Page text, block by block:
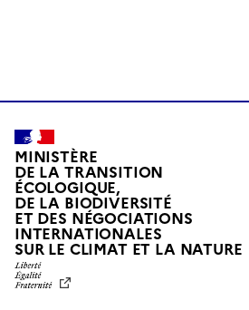
MINISTÈRE
DE LA TRANSITION
ÉCOLOGIQUE,
DE LA BIODIVERSITÉ
ET DES NÉGOCIATIONS
INTERNATIONALES
SUR LE CLIMAT ET LA NATUREL